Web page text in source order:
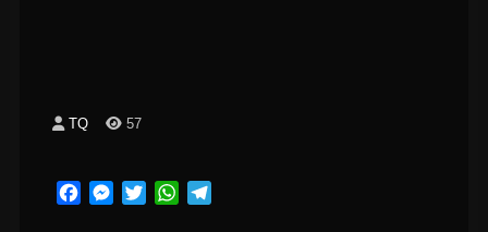
TQ 57
FacebookMessenger
TwitterWhatsApp